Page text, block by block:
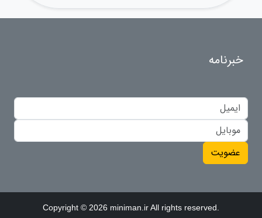
خبرنامه
عضویت
Copyright © 2026 miniman.ir All rights reserved.